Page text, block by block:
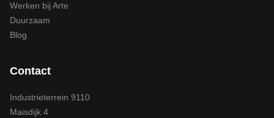
Werken bij Arte
Duurzaam
Blog
Contact
Industrieterrein 9110
Maisdijk 4